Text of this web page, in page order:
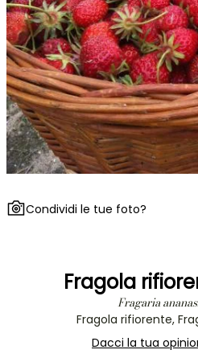
Condividi le tue foto?
Fragola
Fragaria
Fragola rifiorente,
Dacci la tua